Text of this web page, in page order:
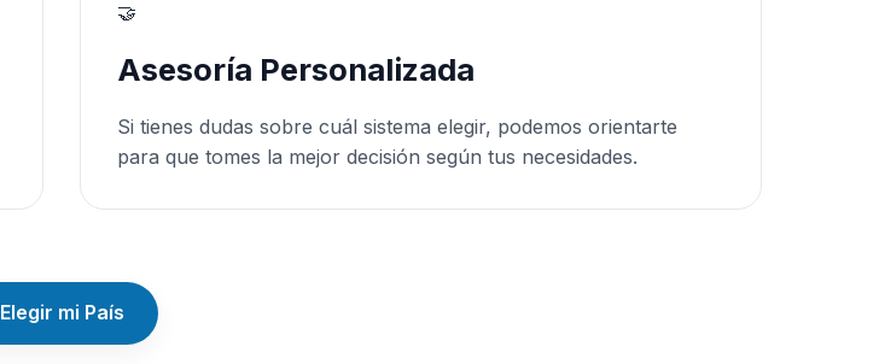
🤝
Asesoría Personalizada
Si tienes dudas sobre cuál sistema elegir, podemos orientarte
para que tomes la mejor decisión según tus necesidades.
Elegir mi País